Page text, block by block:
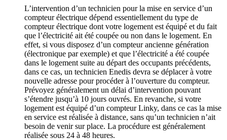
L’intervention d’un technicien pour la mise en service d’un
compteur électrique dépend essentiellement du type de
compteur électrique dont votre logement est équipé et du fait
que l’électricité ait été coupée ou non dans le logement. En
effet, si vous disposez d’un compteur ancienne génération
(électronique par exemple) et que l’électricité a été coupée
dans le logement suite au départ des occupants précédents,
dans ce cas, un technicien Enedis devra se déplacer à votre
nouvelle adresse pour procéder à l’ouverture du compteur.
Prévoyez généralement un délai d’intervention pouvant
s’étendre jusqu’à 10 jours ouvrés. En revanche, si votre
logement est équipé d’un compteur Linky, dans ce cas la mise
en service est réalisée à distance, sans qu’un technicien n’ait
besoin de venir sur place. La procédure est généralement
réalisée sous 24 à 48 heures.